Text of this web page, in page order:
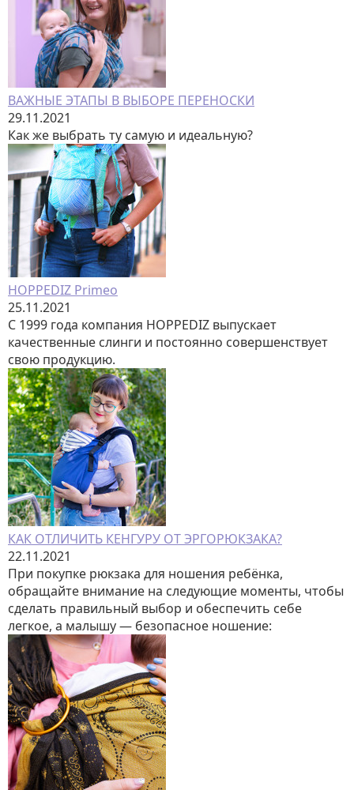
ВАЖНЫЕ ЭТАПЫ В ВЫБОРЕ ПЕРЕНОСКИ
29.11.2021
Как же выбрать ту самую и идеальную?
HOPPEDIZ Primeo
25.11.2021
С 1999 года компания HOPPEDIZ выпускает
качественные слинги и постоянно совершенствует
свою продукцию.
КАК ОТЛИЧИТЬ КЕНГУРУ ОТ ЭРГОРЮКЗАКА?
22.11.2021
При покупке рюкзака для ношения ребёнка,
обращайте внимание на следующие моменты, чтобы
сделать правильный выбор и обеспечить себе
легкое, а малышу — безопасное ношение: